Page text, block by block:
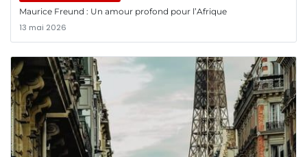
Maurice Freund : Un amour profond pour l’Afrique
13 mai 2026